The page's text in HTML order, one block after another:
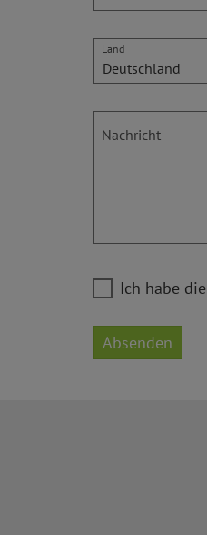
Land
Nachricht
Ich habe die
Absenden